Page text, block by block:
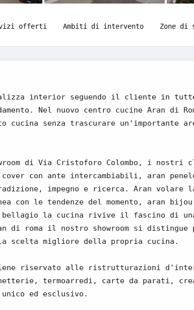
offerti Ambiti di intervento Zone di
interior seguendo il cliente in
Nel nuovo centro cucine Aran di
cucina senza trascurare
di Via Cristoforo Colombo, i
cover con ante intercambiabili, aran
impegno e ricerca. Aran volare la
con le tendenze del momento, aran
bellagio la cucina rivive il fascino di
di roma il nostro showroom si distingue
scelta migliore della propria cucina.
riservato alle ristrutturazioni
termoarredi, carte da parati,
ed esclusivo.